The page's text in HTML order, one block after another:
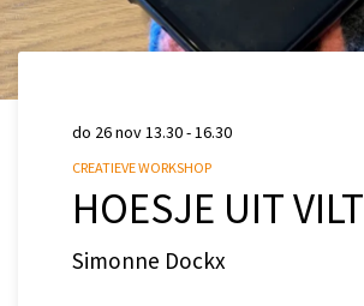
HOESJE UIT VILT
Simonne Dockx
CREATIEVE WORKSHOP
do 26 nov13.30 - 16.30